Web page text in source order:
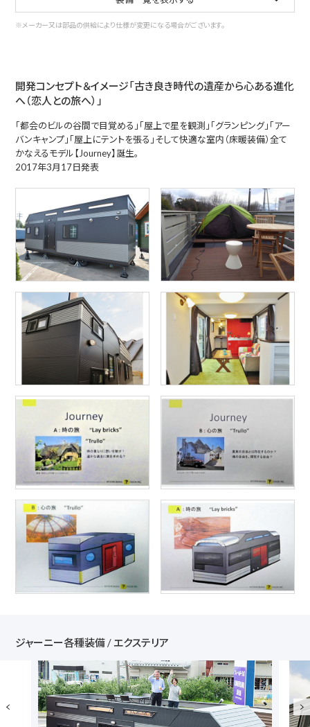
※メーカー又は部品の供給により仕様が変更になる場合がございます。
開発コンセプト＆イメージ「古き良き時代の遺産から心ある進化
へ（恋人との旅へ）」
「都会のビルの谷間で目覚める」「屋上で星を観測」「グランピング」「アー
バンキャンプ」「屋上にテントを張る」そして快適な室内（床暖装備）全て
かなえるモデル【Journey】誕生。
2017年3月17日発表
ジャーニー各種装備 / エクステリア